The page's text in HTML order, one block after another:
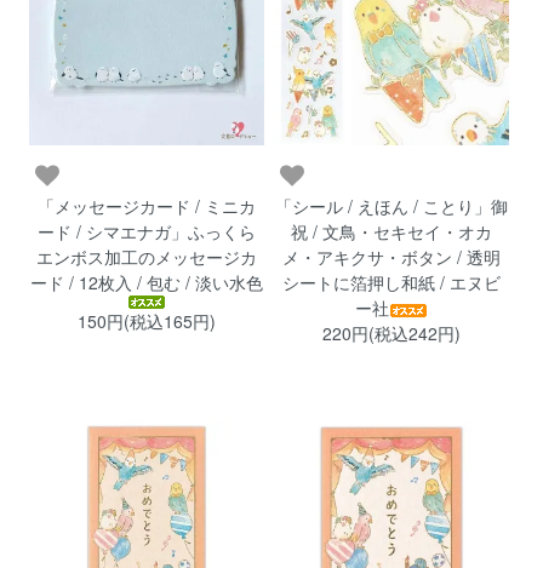
「メッセージカード / ミニカ
ード / シマエナガ」ふっくら
エンボス加工のメッセージカ
ード / 12枚入 / 包む / 淡い水色
150円(税込165円)
「シール / えほん / ことり」御
祝 / 文鳥・セキセイ・オカ
メ・アキクサ・ボタン / 透明
シートに箔押し和紙 / エヌビ
ー社
220円(税込242円)